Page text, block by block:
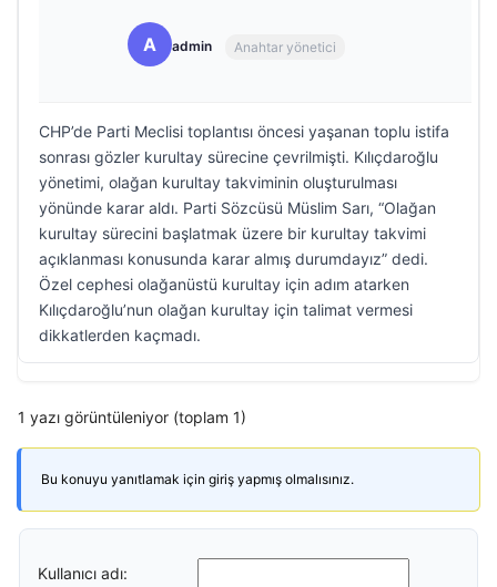
A admin Anahtar yönetici
CHP’de Parti Meclisi toplantısı öncesi yaşanan toplu istifa
sonrası gözler kurultay sürecine çevrilmişti. Kılıçdaroğlu
yönetimi, olağan kurultay takviminin oluşturulması
yönünde karar aldı. Parti Sözcüsü Müslim Sarı, “Olağan
kurultay sürecini başlatmak üzere bir kurultay takvimi
açıklanması konusunda karar almış durumdayız” dedi.
Özel cephesi olağanüstü kurultay için adım atarken
Kılıçdaroğlu’nun olağan kurultay için talimat vermesi
dikkatlerden kaçmadı.
1 yazı görüntüleniyor (toplam 1)
Bu konuyu yanıtlamak için giriş yapmış olmalısınız.
Kullanıcı adı: